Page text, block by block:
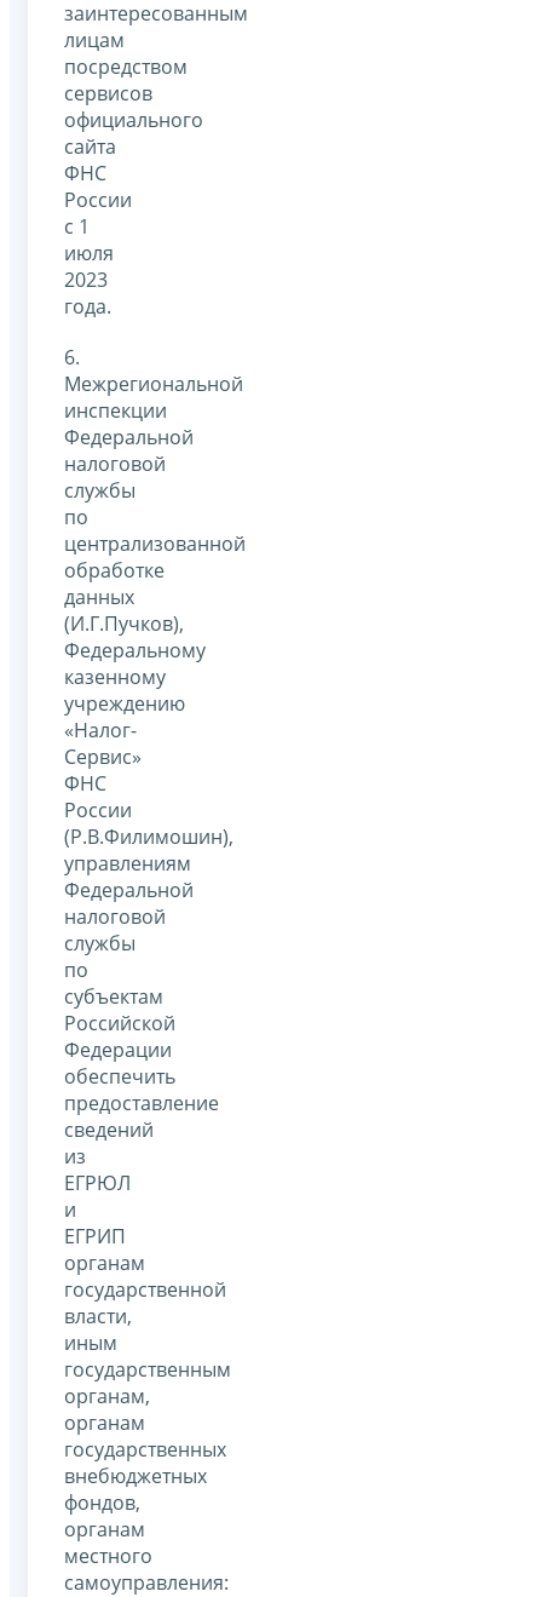
заинтересованным
лицам
посредством
сервисов
официального
сайта
ФНС
России
с 1
июля
2023
года.
6.
Межрегиональной
инспекции
Федеральной
налоговой
службы
по
централизованной
обработке
данных
(И.Г.Пучков),
Федеральному
казенному
учреждению
«Налог-
Сервис»
ФНС
России
(Р.В.Филимошин),
управлениям
Федеральной
налоговой
службы
по
субъектам
Российской
Федерации
обеспечить
предоставление
сведений
из
ЕГРЮЛ
и
ЕГРИП
органам
государственной
власти,
иным
государственным
органам,
органам
государственных
внебюджетных
фондов,
органам
местного
самоуправления: